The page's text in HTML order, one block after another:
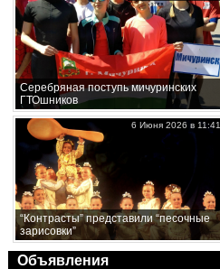
Серебряная поступь мичуринских
ГТОшников
“Контрасты” представили “песочные
зарисовки”
6 Июня 2026 в 11:41
Объявления